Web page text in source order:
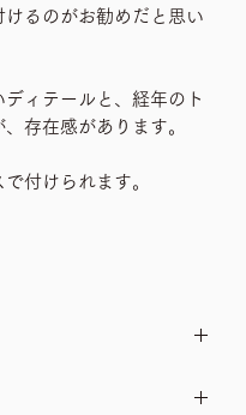
けるのがお勧めだと思い
ディテールと、経年のト
存在感があります。
付けられます。